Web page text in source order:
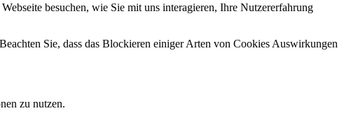
besuchen, wie Sie mit uns interagieren, Ihre Nutzererfahrung
Sie, dass das Blockieren einiger Arten von Cookies Auswirkungen
zu nutzen.